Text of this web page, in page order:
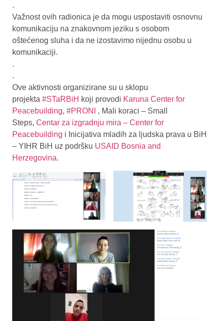
.
Važnost ovih radionica je da mogu uspostaviti osnovnu
komunikaciju na znakovnom jeziku s osobom
oštećenog sluha i da ne izostavimo nijednu osobu u
komunikaciji.
.
.
Ove aktivnosti organizirane su u sklopu
projekta #STaRBiH koji provodi Karuna Center for
Peacebuilding, #PRONI
, Mali koraci – Small
Steps, Centar za izgradnju mira – Center for
Peacebuilding i Inicijativa mladih za ljudska prava u BiH
– YIHR BiH uz podršku USAID Bosnia and
Herzegovina.